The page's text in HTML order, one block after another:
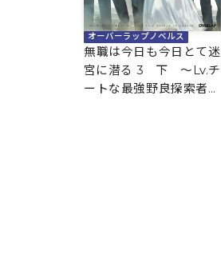
オーバーラップノベルス
無職は今日も今日とて迷
宮に潜る 3 下 ～Lv.チ
ートな最強野良探索者の